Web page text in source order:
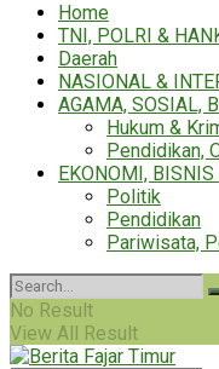
Home
TNI, POLRI &
Daerah
NASIONAL &
AGAMA, SOSIAL,
Hukum &
Pendidikan,
EKONOMI,
Politik
Pendidikan
Pariwisata,
No Result
View All Result